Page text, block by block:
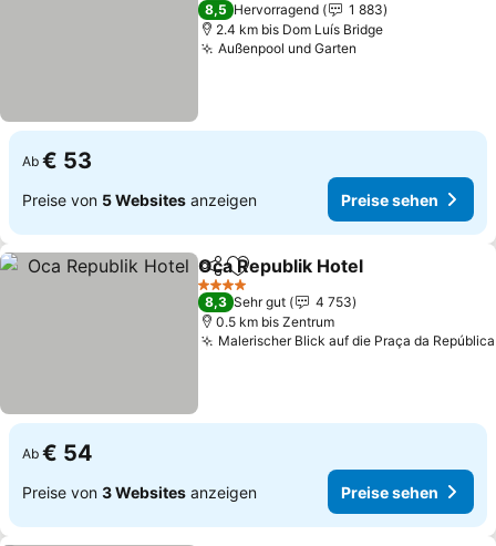
8,5 Hervorragend
1 883
2.4 km bis Dom Luís Bridge
Außenpool und Garten
Ab € 53
Preise von 5 Websites anzeigen Preise sehen
TeilenZu Favoriten hinzufügen
Oca Republik Hotel
4 Sterne
8,3 Sehr gut
4 753
0.5 km bis Zentrum
Malerischer Blick auf die Praça da República
Ab € 54
Preise von 3 Websites anzeigen Preise sehen